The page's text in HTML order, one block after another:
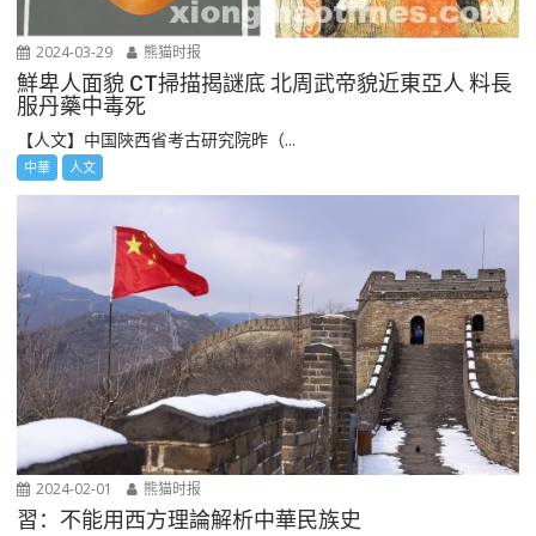
2024-03-29 熊猫时报
鮮卑人面貌 CT掃描揭謎底 北周武帝貌近東亞人 料長
服丹藥中毒死
【人文】中国陜西省考古研究院昨（...
中華 人文
2024-02-01 熊猫时报
習：不能用西方理論解析中華民族史